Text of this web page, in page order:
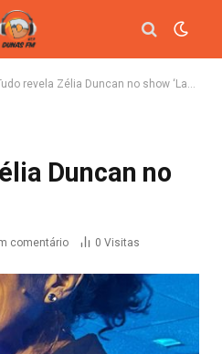
revela Zélia Duncan no show ‘Lado Z’
Duncan no
comentário 0 Visitas